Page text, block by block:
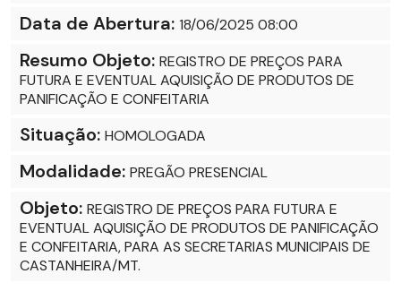
Data de Abertura: 18/06/2025 08:00
Resumo Objeto: REGISTRO DE PREÇOS PARA
FUTURA E EVENTUAL AQUISIÇÃO DE PRODUTOS DE
PANIFICAÇÃO E CONFEITARIA
Situação: HOMOLOGADA
Modalidade: PREGÃO PRESENCIAL
Objeto: REGISTRO DE PREÇOS PARA FUTURA E
EVENTUAL AQUISIÇÃO DE PRODUTOS DE PANIFICAÇÃO
E CONFEITARIA, PARA AS SECRETARIAS MUNICIPAIS DE
CASTANHEIRA/MT.